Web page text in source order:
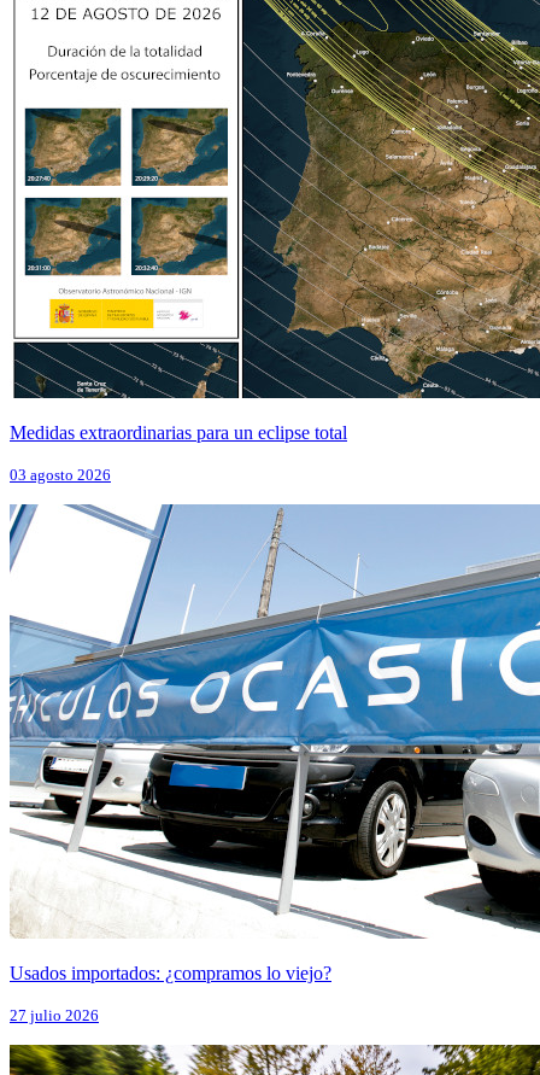
Medidas extraordinarias para un eclipse total
03 agosto 2026
Usados importados: ¿compramos lo viejo?
27 julio 2026